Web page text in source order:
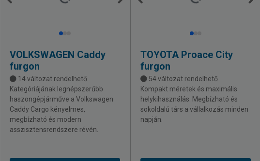
VOLKSWAGEN Caddy
furgon
14 változat rendelhető
Kategóriájának legnépszerűbb
haszongépjárműve a Volkswagen
Caddy Cargo kényelmes,
megbízható és modern
asszisztensrendszere révén.
TOYOTA Proace City
furgon
54 változat rendelhető
Kompakt méretek és maximális
helykihasználás. Megbízható és
sokoldalú társ a vállalkozás minden
napján.